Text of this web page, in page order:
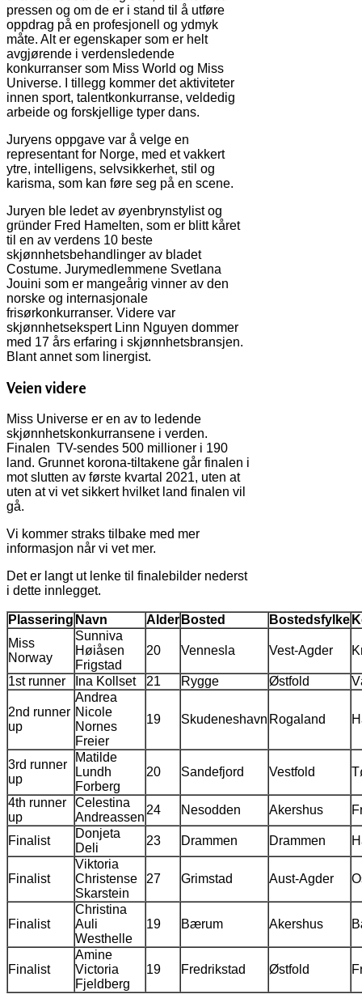
pressen og om de er i stand til å utføre
oppdrag på en profesjonell og ydmyk
måte. Alt er egenskaper som er helt
avgjørende i verdensledende
konkurranser som Miss World og Miss
Universe. I tillegg kommer det aktiviteter
innen sport, talentkonkurranse, veldedig
arbeide og forskjellige typer dans.
Juryens oppgave var å velge en
representant for Norge, med et vakkert
ytre, intelligens, selvsikkerhet, stil og
karisma, som kan føre seg på en scene.
Juryen ble ledet av øyenbrynstylist og
gründer Fred Hamelten, som er blitt kåret
til en av verdens 10 beste
skjønnhetsbehandlinger av bladet
Costume. Jurymedlemmene Svetlana
Jouini som er mangeårig vinner av den
norske og internasjonale
frisørkonkurranser. Videre var
skjønnhetsekspert Linn Nguyen dommer
med 17 års erfaring i skjønnhetsbransjen.
Blant annet som linergist.
Veien videre
Miss Universe er en av to ledende
skjønnhetskonkurransene i verden.
Finalen TV-sendes 500 millioner i 190
land. Grunnet korona-tiltakene går finalen i
mot slutten av første kvartal 2021, uten at
uten at vi vet sikkert hvilket land finalen vil
gå.
Vi kommer straks tilbake med mer
informasjon når vi vet mer.
Det er langt ut lenke til finalebilder nederst
i dette innlegget.
Plassering Navn Alder Bosted Bostedsfylke
Miss
Norway
Sunniva
Høiåsen
Frigstad
20 Vennesla Vest-Agder
1st runner Ina Kollset 21 Rygge Østfold
2nd runner
up
Andrea
Nicole
Nornes
Freier
19 Skudeneshavn Rogaland
3rd runner
up
Matilde
Lundh
Forberg
20 Sandefjord Vestfold
4th runner
up
Celestina
Andreassen
24 Nesodden Akershus
Finalist
Donjeta
Deli
23 Drammen Drammen
Finalist
Viktoria
Christense
Skarstein
27 Grimstad Aust-Agder
Finalist
Christina
Auli
Westhelle
19 Bærum Akershus
Finalist
Amine
Victoria
Fjeldberg
19 Fredrikstad Østfold